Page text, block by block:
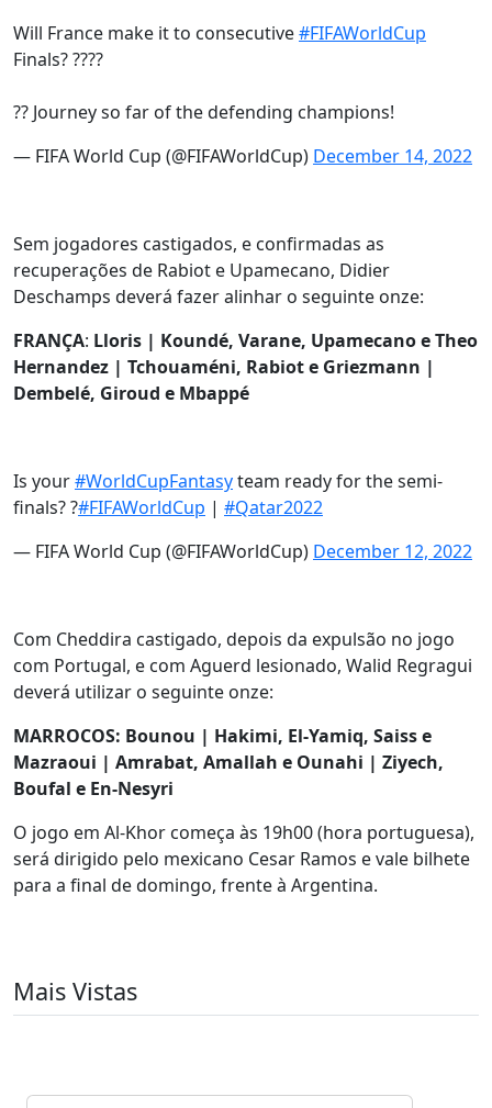
Will France make it to consecutive#FIFAWorldCup
Finals? ????
?? Journey so far of the defending champions!
— FIFA World Cup (@FIFAWorldCup) December 14, 2022
Sem jogadores castigados, e confirmadas as
recuperações de Rabiot e Upamecano, Didier
Deschamps deverá fazer alinhar o seguinte onze:
FRANÇA: Lloris | Koundé, Varane, Upamecano e Theo
Hernandez | Tchouaméni, Rabiot e Griezmann |
Dembelé, Giroud e Mbappé
Is your#WorldCupFantasyteam ready for the semi-
finals? ?#FIFAWorldCup | #Qatar2022
— FIFA World Cup (@FIFAWorldCup) December 12, 2022
Com Cheddira castigado, depois da expulsão no jogo
com Portugal, e com Aguerd lesionado, Walid Regragui
deverá utilizar o seguinte onze:
MARROCOS: Bounou | Hakimi, El-Yamiq, Saiss e
Mazraoui | Amrabat, Amallah e Ounahi | Ziyech,
Boufal e En-Nesyri
O jogo em Al-Khor começa às 19h00 (hora portuguesa),
será dirigido pelo mexicano Cesar Ramos e vale bilhete
para a final de domingo, frente à Argentina.
Mais Vistas